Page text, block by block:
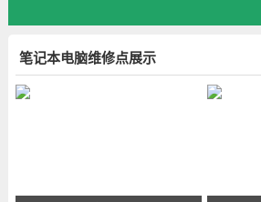
笔记本电脑维修点展示